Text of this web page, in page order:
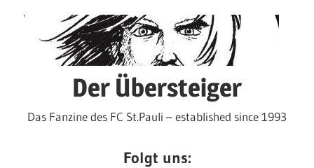
Der Übersteiger
Das Fanzine des FC St.Pauli – established since 1993
Folgt uns: